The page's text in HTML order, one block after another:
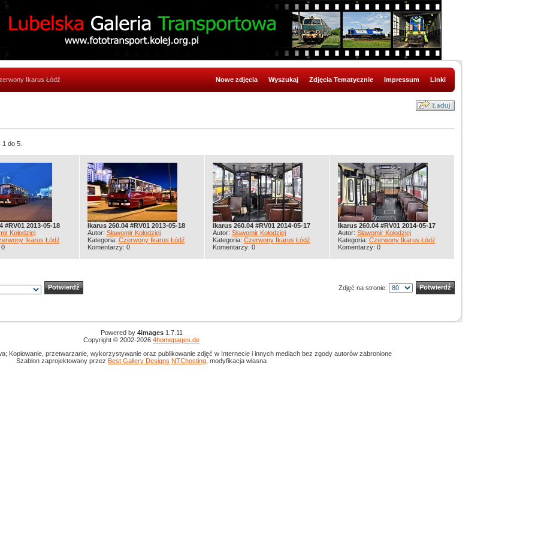
Ikarus Łódź Nowe zdjęcia Wyszukaj Zdjęcia Tematycznie Impressum Linki
do 5.
#RV01 2013-05-18
Kołodziej
Ikarus Łódź
Ikarus 260.04 #RV01 2013-05-18
Autor: Sławomir Kołodziej
Kategoria: Czerwony Ikarus Łódź
Komentarzy: 0
Ikarus 260.04 #RV01 2014-05-17
Autor: Sławomir Kołodziej
Kategoria: Czerwony Ikarus Łódź
Komentarzy: 0
Ikarus 260.04 #RV01 2014-05-17
Autor: Sławomir Kołodziej
Kategoria: Czerwony Ikarus Łódź
Komentarzy: 0
Zdjęć na stronie:
Powered by 4images1.7.11
Copyright © 2002-2026 4homepages.de
Kopiowanie, przetwarzanie, wykorzystywanie oraz publikowanie zdjęć w Internecie i innych mediach bez zgody autorów zabronione
Szablon zaprojektowany przez Best Gallery Designs NTChosting , modyfikacja własna